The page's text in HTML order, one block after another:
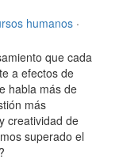
humanos ·
que cada
a efectos de
habla más de
más
creatividad de
superado el